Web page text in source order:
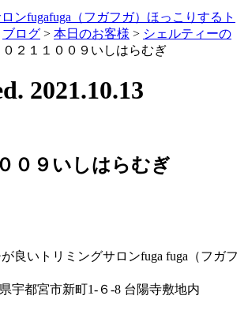
ンfugafuga（フガフガ）ほっこりするト
ブログ > 本日のお客様 > シェルティーの
０２１１００９いしはらむぎ
2021.10.13
０９いしはらむぎ
良いトリミングサロンfuga fuga（フガフ
宇都宮市新町1-６-8 台陽寺敷地内